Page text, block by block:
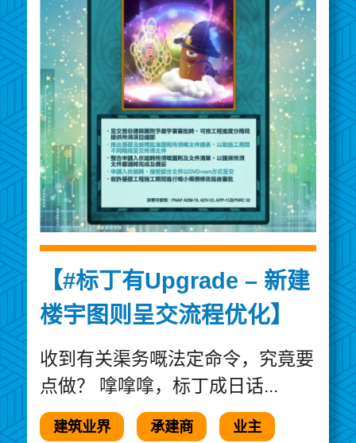
【#标丁有Upgrade – 新建
楼宇图则呈交流程优化】
收到有关渠务嘅法定命令，究竟要
点做？ 嗱嗱嗱，标丁成日话...
建筑业界 承建商 业主